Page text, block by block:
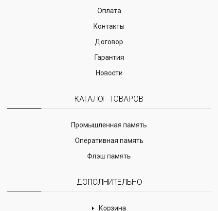
Оплата
Контакты
Договор
Гарантия
Новости
КАТАЛОГ ТОВАРОВ
Промышленная память
Оперативная память
Флэш память
ДОПОЛНИТЕЛЬНО
Корзина